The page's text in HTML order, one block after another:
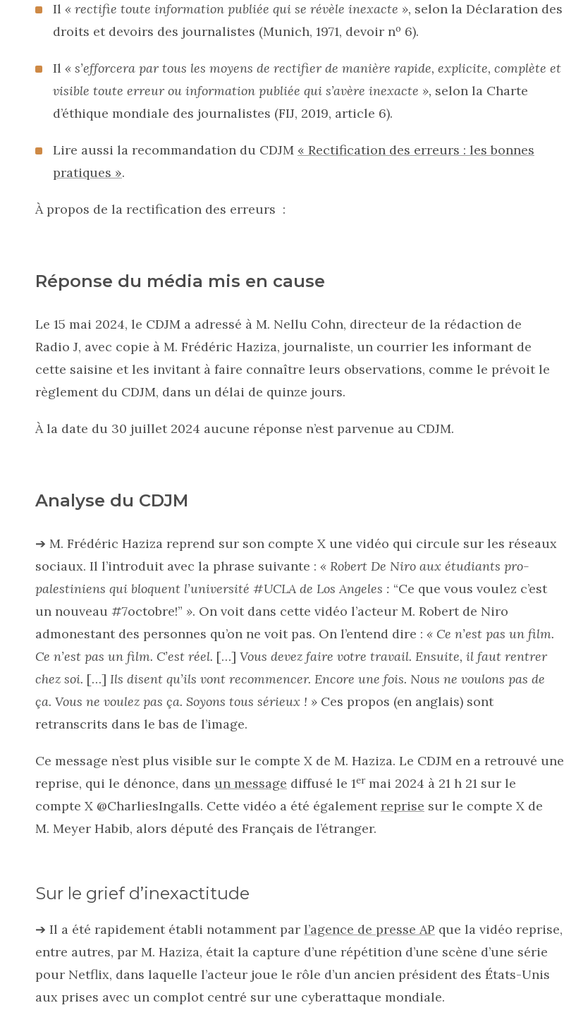
Il « rectifie toute information publiée qui se révèle inexacte », selon la Déclaration des
droits et devoirs des journalistes (Munich, 1971, devoir no 6).
Il « s’efforcera par tous les moyens de rectifier de manière rapide, explicite, complète et
visible toute erreur ou information publiée qui s’avère inexacte », selon la Charte
d’éthique mondiale des journalistes (FIJ, 2019, article 6).
Lire aussi la recommandation du CDJM « Rectification des erreurs : les bonnes
pratiques ».
À propos de la rectification des erreurs :
Réponse du média mis en cause
Le 15 mai 2024, le CDJM a adressé à M. Nellu Cohn, directeur de la rédaction de
Radio J, avec copie à M. Frédéric Haziza, journaliste, un courrier les informant de
cette saisine et les invitant à faire connaître leurs observations, comme le prévoit le
règlement du CDJM, dans un délai de quinze jours.
À la date du 30 juillet 2024 aucune réponse n’est parvenue au CDJM.
Analyse du CDJM
➔ M. Frédéric Haziza reprend sur son compte X une vidéo qui circule sur les réseaux
sociaux. Il l’introduit avec la phrase suivante : « Robert De Niro aux étudiants pro-
palestiniens qui bloquent l’université #UCLA de Los Angeles : “Ce que vous voulez c’est
un nouveau #7octobre!” ». On voit dans cette vidéo l’acteur M. Robert de Niro
admonestant des personnes qu’on ne voit pas. On l’entend dire : « Ce n’est pas un film.
Ce n’est pas un film. C’est réel. […] Vous devez faire votre travail. Ensuite, il faut rentrer
chez soi. […] Ils disent qu’ils vont recommencer. Encore une fois. Nous ne voulons pas de
ça. Vous ne voulez pas ça. Soyons tous sérieux ! » Ces propos (en anglais) sont
retranscrits dans le bas de l’image.
Ce message n’est plus visible sur le compte X de M. Haziza. Le CDJM en a retrouvé une
reprise, qui le dénonce, dans un message diffusé le 1ermai 2024 à 21 h 21 sur le
compte X @CharliesIngalls. Cette vidéo a été égalementreprise sur le compte X de
M. Meyer Habib, alors député des Français de l’étranger.
Sur le grief d’inexactitude
➔ Il a été rapidement établi notamment par l’agence de presse AP que la vidéo reprise,
entre autres, par M. Haziza, était la capture d’une répétition d’une scène d’une série
pour Netflix, dans laquelle l’acteur joue le rôle d’un ancien président des États-Unis
aux prises avec un complot centré sur une cyberattaque mondiale.